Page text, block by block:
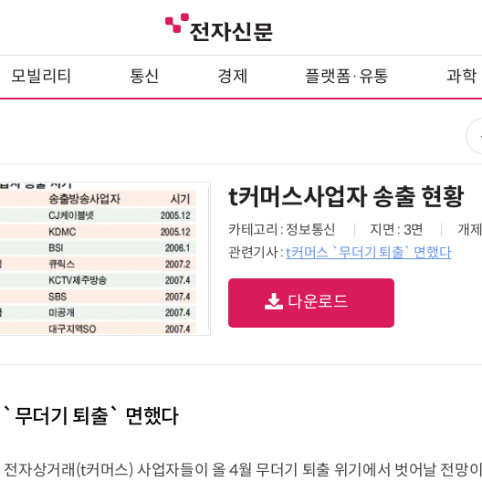
모빌리티 통신 경제 플랫폼·유통 과학
t커머스사업자 송출 현황
카테고리 : 정보통신 지면 : 3면
개
관련기사 :t커머스 `무더기 퇴출` 면했다
다운로드
무더기 퇴출` 면했다
자상거래(t커머스) 사업자들이 올 4월 무더기 퇴출 위기에서 벗어날 전망